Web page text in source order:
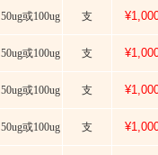
50ug或100ug 支
50ug或100ug 支
50ug或100ug 支
50ug或100ug 支